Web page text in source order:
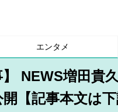
エンタメ
】 NEWS増田
【記事本文は